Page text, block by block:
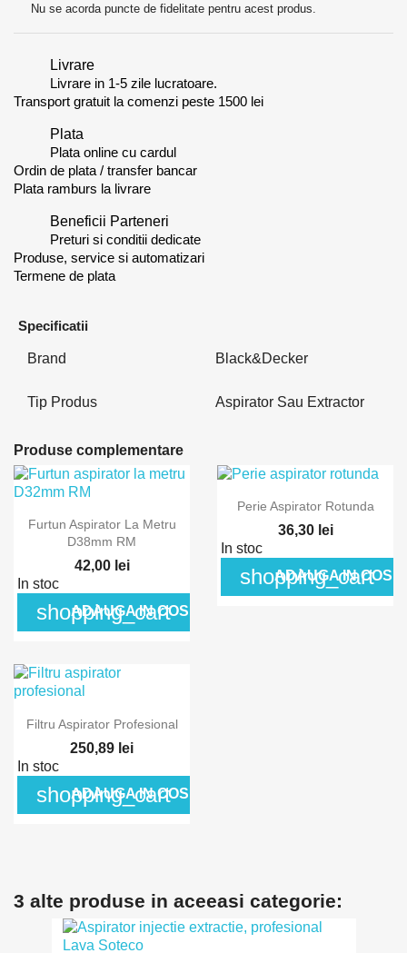
Nu se acorda puncte de fidelitate pentru acest produs.
Livrare
Livrare in 1-5 zile lucratoare.
Transport gratuit la comenzi peste 1500 lei
Plata
Plata online cu cardul
Ordin de plata / transfer bancar
Plata ramburs la livrare
Beneficii Parteneri
Preturi si conditii dedicate
Produse, service si automatizari
Termene de plata
Specificatii
Brand Black&Decker
Tip Produs Aspirator Sau Extractor
Produse complementare
Furtun Aspirator La Metru
D38mm RM
42,00 lei
In stoc
shopping_cart
ADAUGA IN COS
Perie Aspirator Rotunda
36,30 lei
In stoc
shopping_cart
ADAUGA IN COS
Filtru Aspirator Profesional
250,89 lei
In stoc
shopping_cart
ADAUGA IN COS
3 alte produse in aceeasi categorie: